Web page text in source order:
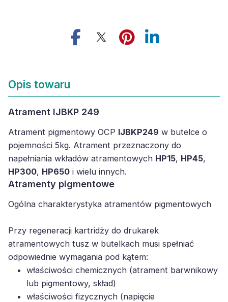
Opis towaru
Atrament IJBKP 249
Atrament pigmentowy OCP IJBKP249 w butelce o
pojemności 5kg. Atrament przeznaczony do
napełniania wkładów atramentowych HP15, HP45,
HP300, HP650 i wielu innych.
Atramenty pigmentowe
Ogólna charakterystyka atramentów pigmentowych
Przy regeneracji kartridży do drukarek
atramentowych tusz w butelkach musi spełniać
odpowiednie wymagania pod kątem:
właściwości chemicznych (atrament barwnikowy
lub pigmentowy, skład)
właściwości fizycznych (napięcie